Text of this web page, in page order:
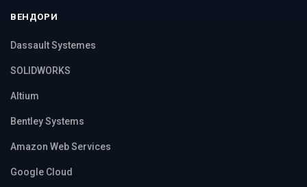
ВЕНДОРИ
Dassault Systemes
SOLIDWORKS
Altium
Bentley Systems
Amazon Web Services
Google Cloud